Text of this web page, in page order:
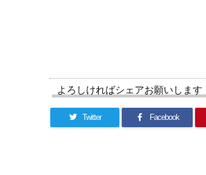
よろしければシェアお願いします
Twitter Facebook